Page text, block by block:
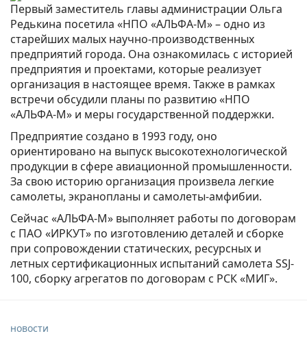
Первый заместитель главы администрации Ольга
Редькина посетила «НПО «АЛЬФА-М» – одно из
старейших малых научно-производственных
предприятий города. Она ознакомилась с историей
предприятия и проектами, которые реализует
организация в настоящее время. Также в рамках
встречи обсудили планы по развитию «НПО
«АЛЬФА-М» и меры государственной поддержки.
Предприятие создано в 1993 году, оно
ориентировано на выпуск высокотехнологической
продукции в сфере авиационной промышленности.
За свою историю организация произвела легкие
самолеты, экранопланы и самолеты-амфибии.
Сейчас «АЛЬФА-М» выполняет работы по договорам
с ПАО «ИРКУТ» по изготовлению деталей и сборке
при сопровождении статических, ресурсных и
летных сертификационных испытаний самолета SSJ-
100, сборку агрегатов по договорам с РСК «МИГ».
новости